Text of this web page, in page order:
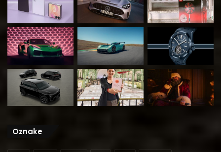
Oznake